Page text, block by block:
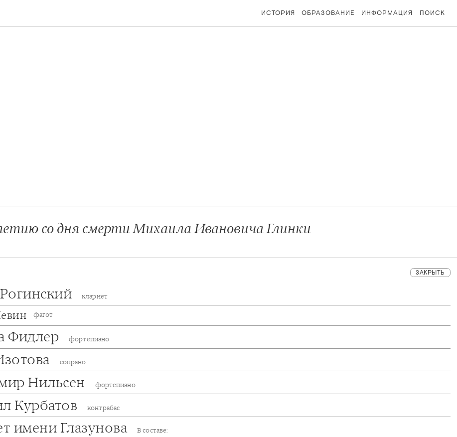
ИСТОРИЯ ОБРАЗОВАНИЕ ИНФОРМАЦИЯ ПОИСК
со дня смерти Михаила Ивановича Глинки
ЗАКРЫТЬ
кларнет
фагот
Фидлер фортепиано
сопрано
Нильсен фортепиано
Курбатов контрабас
имени Глазунова В составе: